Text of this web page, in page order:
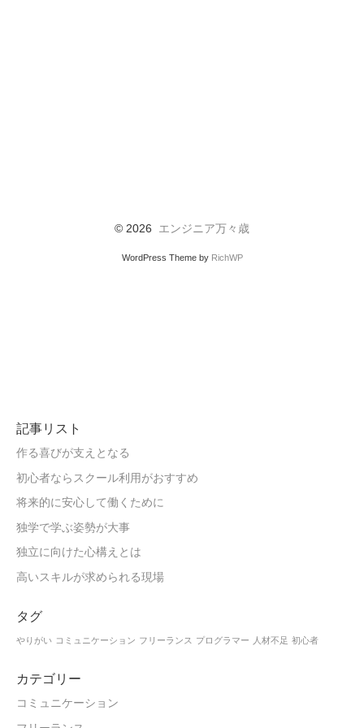
記事リスト
作る喜びが支えとなる
初心者ならスクール利用がおすすめ
将来的に安心して働くために
独学で学ぶ姿勢が大事
独立に向けた心構えとは
高いスキルが求められる現場
タグ
やりがい コミュニケーション フリーランス プログラマー 人材不足 初心者
カテゴリー
コミュニケーション
© 2026 エンジニア万々歳
WordPress Theme by RichWP